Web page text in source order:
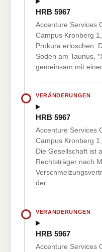
HRB 5967
Accenture Services
Campus Kronberg
Prokura erloschen:
Soden am Taunus,
gemeinsam mit
VERÄNDERUNGEN
HRB 5967
Accenture Services
Campus Kronberg
Die Gesellschaft ist
Rechtsträger nach
der…
VERÄNDERUNGEN
HRB 5967
Accenture Services